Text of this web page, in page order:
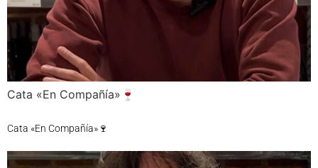
Cata «En Compañía»🍷
Cata «En Compañía»🍷